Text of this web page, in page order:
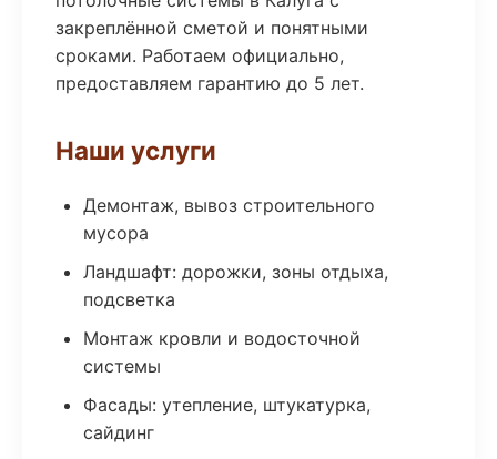
закреплённой сметой и понятными
сроками. Работаем официально,
предоставляем гарантию до 5 лет.
Наши услуги
Демонтаж, вывоз строительного
мусора
Ландшафт: дорожки, зоны отдыха,
подсветка
Монтаж кровли и водосточной
системы
Фасады: утепление, штукатурка,
сайдинг